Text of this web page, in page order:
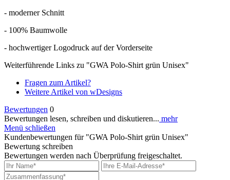
- moderner Schnitt
- 100% Baumwolle
- hochwertiger Logodruck auf der Vorderseite
Weiterführende Links zu "GWA Polo-Shirt grün Unisex"
Fragen zum Artikel?
Weitere Artikel von wDesigns
Bewertungen 0
Bewertungen lesen, schreiben und diskutieren... mehr
Menü schließen
Kundenbewertungen für "GWA Polo-Shirt grün Unisex"
Bewertung schreiben
Bewertungen werden nach Überprüfung freigeschaltet.